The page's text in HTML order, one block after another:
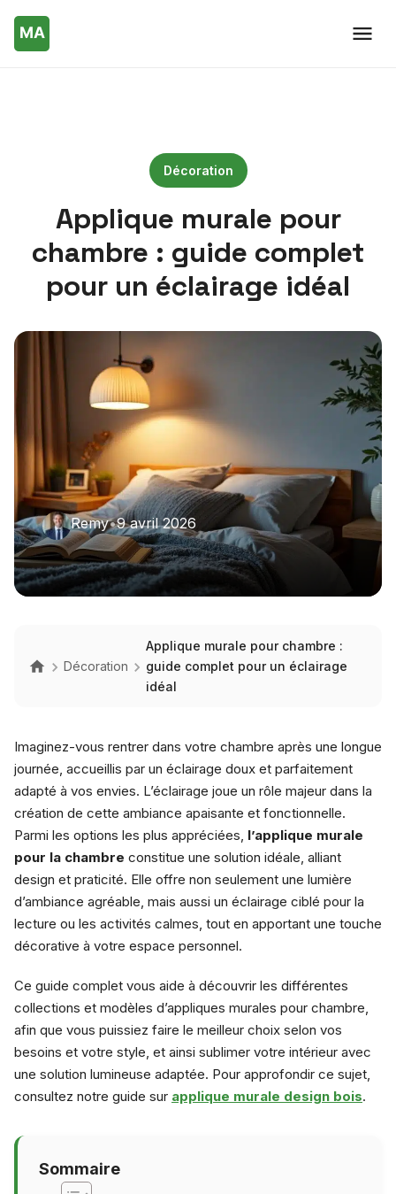
Décoration
Applique murale pour
chambre : guide complet
pour un éclairage idéal
Remy•9 avril 2026
Décoration
Applique murale pour chambre :
guide complet pour un éclairage
idéal
Imaginez-vous rentrer dans votre chambre après une longue
journée, accueillis par un éclairage doux et parfaitement
adapté à vos envies. L’éclairage joue un rôle majeur dans la
création de cette ambiance apaisante et fonctionnelle.
Parmi les options les plus appréciées, l’applique murale
pour la chambre constitue une solution idéale, alliant
design et praticité. Elle offre non seulement une lumière
d’ambiance agréable, mais aussi un éclairage ciblé pour la
lecture ou les activités calmes, tout en apportant une touche
décorative à votre espace personnel.
Ce guide complet vous aide à découvrir les différentes
collections et modèles d’appliques murales pour chambre,
afin que vous puissiez faire le meilleur choix selon vos
besoins et votre style, et ainsi sublimer votre intérieur avec
une solution lumineuse adaptée. Pour approfondir ce sujet,
consultez notre guide sur applique murale design bois.
Sommaire